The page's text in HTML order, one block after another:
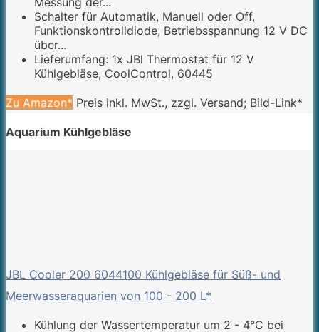
Schalter für Automatik, Manuell oder Off,
Funktionskontrolldiode, Betriebsspannung 12 V DC
über...
Lieferumfang: 1x JBl Thermostat für 12 V
Kühlgebläse, CoolControl, 60445
Zu Amazon* Preis inkl. MwSt., zzgl. Versand; Bild-Link*
Aquarium Kühlgebläse
JBL Cooler 200 6044100 Kühlgebläse für Süß- und
Meerwasseraquarien von 100 - 200 L*
Kühlung der Wassertemperatur um 2 - 4°C bei